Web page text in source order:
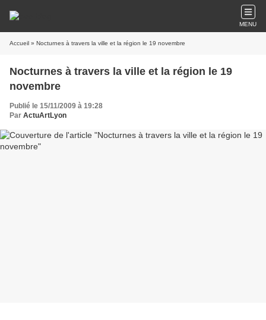
MENU
Accueil » Nocturnes à travers la ville et la région le 19 novembre
Nocturnes à travers la ville et la région le 19
novembre
Publié le 15/11/2009 à 19:28
Par ActuArtLyon